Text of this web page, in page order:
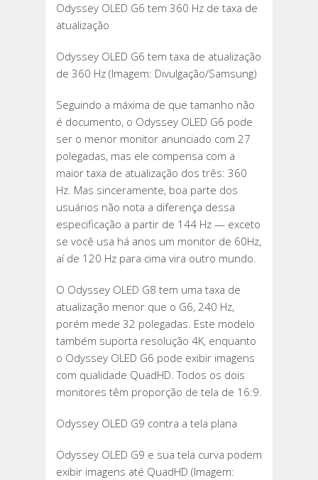
Odyssey OLED G6 tem 360 Hz de taxa de
atualização
Odyssey OLED G6 tem taxa de atualização
de 360 Hz (Imagem: Divulgação/Samsung)
Seguindo a máxima de que tamanho não
é documento, o Odyssey OLED G6 pode
ser o menor monitor anunciado com 27
polegadas, mas ele compensa com a
maior taxa de atualização dos três: 360
Hz. Mas sinceramente, boa parte dos
usuários não nota a diferença dessa
especificação a partir de 144 Hz — exceto
se você usa há anos um monitor de 60Hz,
aí de 120 Hz para cima vira outro mundo.
O Odyssey OLED G8 tem uma taxa de
atualização menor que o G6, 240 Hz,
porém mede 32 polegadas. Este modelo
também suporta resolução 4K, enquanto
o Odyssey OLED G6 pode exibir imagens
com qualidade QuadHD. Todos os dois
monitores têm proporção de tela de 16:9.
Odyssey OLED G9 contra a tela plana
Odyssey OLED G9 e sua tela curva podem
exibir imagens até QuadHD (Imagem: